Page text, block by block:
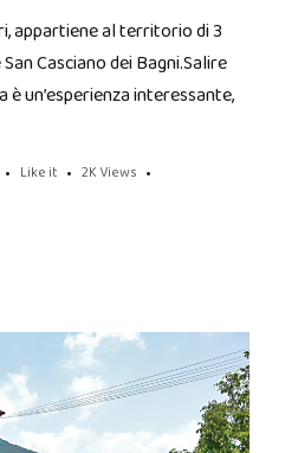
appartiene al territorio di 3
Casciano dei Bagni.Salire
un’esperienza interessante,
Like it 2K Views